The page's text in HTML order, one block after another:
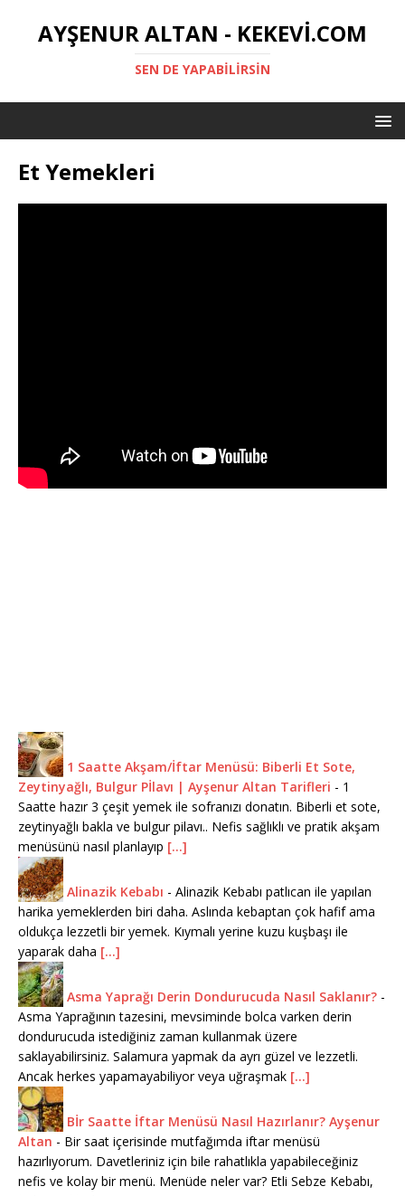
AYŞENUR ALTAN - KEKEVI.COM
SEN DE YAPABILIRSIN
Et Yemekleri
1 Saatte Akşam/İftar Menüsü: Biberli Et Sote,
Zeytinyağlı, Bulgur Pİlavı | Ayşenur Altan Tarifleri - 1
Saatte hazır 3 çeşit yemek ile sofranızı donatın. Biberli et sote,
zeytinyağlı bakla ve bulgur pilavı.. Nefis sağlıklı ve pratik akşam
menüsünü nasıl planlayıp [...]
Alinazik Kebabı - Alinazik Kebabı patlıcan ile yapılan
harika yemeklerden biri daha. Aslında kebaptan çok hafif ama
oldukça lezzetli bir yemek. Kıymalı yerine kuzu kuşbaşı ile
yaparak daha [...]
Asma Yaprağı Derin Dondurucuda Nasıl Saklanır? -
Asma Yaprağının tazesini, mevsiminde bolca varken derin
dondurucuda istediğiniz zaman kullanmak üzere
saklayabilirsiniz. Salamura yapmak da ayrı güzel ve lezzetli.
Ancak herkes yapamayabiliyor veya uğraşmak [...]
Bİr Saatte İftar Menüsü Nasıl Hazırlanır? Ayşenur
Altan - Bir saat içerisinde mutfağımda iftar menüsü
hazırlıyorum. Davetleriniz için bile rahatlıkla yapabileceğiniz
nefis ve kolay bir menü. Menüde neler var? Etli Sebze Kebabı,